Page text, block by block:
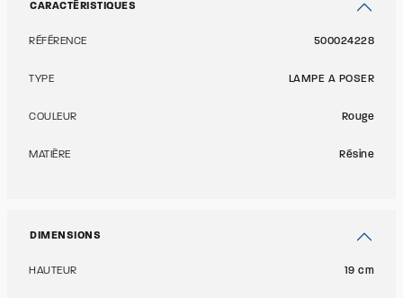
CARACTÉRISTIQUES
RÉFÉRENCE 500024228
TYPE LAMPE A POSER
COULEUR Rouge
MATIÈRE Résine
DIMENSIONS
HAUTEUR 19 cm